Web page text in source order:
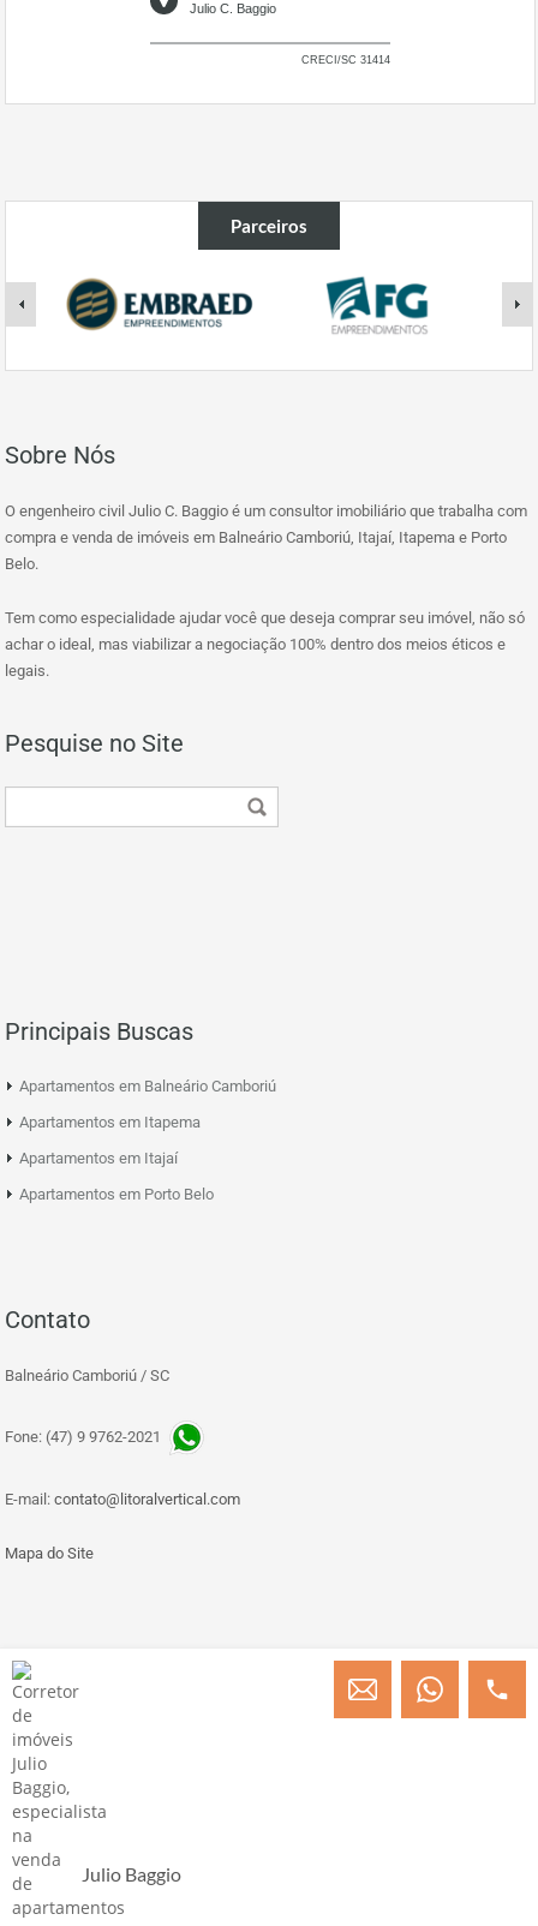
Julio C. Baggio
CRECI/SC 31414
Parceiros
Sobre Nós
O engenheiro civil Julio C. Baggio é um consultor imobiliário que trabalha com
compra e venda de imóveis em Balneário Camboriú, Itajaí, Itapema e Porto
Belo.
Tem como especialidade ajudar você que deseja comprar seu imóvel, não só
achar o ideal, mas viabilizar a negociação 100% dentro dos meios éticos e
legais.
Pesquise no Site
Principais Buscas
Apartamentos em Balneário Camboriú
Apartamentos em Itapema
Apartamentos em Itajaí
Apartamentos em Porto Belo
Contato
Balneário Camboriú / SC
Fone: (47) 9 9762-2021
E-mail: contato@litoralvertical.com
Mapa do Site
© Copyright 2013 » 2026 Engenheiro Julio C. Baggio - Corretor de Imóveis
Julio Baggio